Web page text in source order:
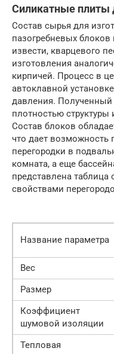
Силикатные плиты
Состав сырья для
пазогребневых
извести, кварцевого
изготовления
кирпичей. Процесс в
автоклавной
давления. Полученный
плотностью
Состав блоков
что дает возможность
перегородки в
комната, а еще
представлена
свойствами
Название параметра
Вес
Размер
Коэффициент
шумовой изоляции
Тепловая